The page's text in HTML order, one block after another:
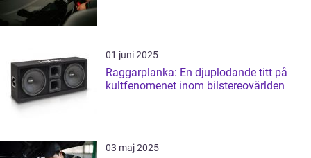
01 juni 2025
Raggarplanka: En djuplodande titt på
kultfenomenet inom bilstereovärlden
03 maj 2025